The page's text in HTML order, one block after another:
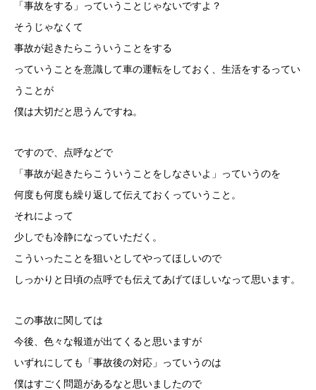
「事故をする」っていうことじゃないですよ？
そうじゃなくて
事故が起きたらこういうことをする
っていうことを意識して車の運転をしておく、生活をするってい
うことが
僕は大切だと思うんですね。
ですので、点呼などで
「事故が起きたらこういうことをしなさいよ」っていうのを
何度も何度も繰り返して伝えておくっていうこと。
それによって
少しでも冷静になっていただく。
こういったことを狙いとしてやってほしいので
しっかりと日頃の点呼でも伝えてあげてほしいなって思います。
この事故に関しては
今後、色々な報道が出てくると思いますが
いずれにしても「事故後の対応」っていうのは
僕はすごく問題があるなと思いましたので